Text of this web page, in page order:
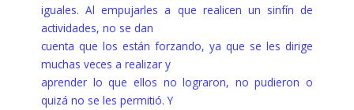
iguales. Al empujarles a que realicen un sinfín de
actividades, no se dan
cuenta que los están forzando, ya que se les dirige
muchas veces a realizar y
aprender lo que ellos no lograron, no pudieron o
quizá no se les permitió. Y